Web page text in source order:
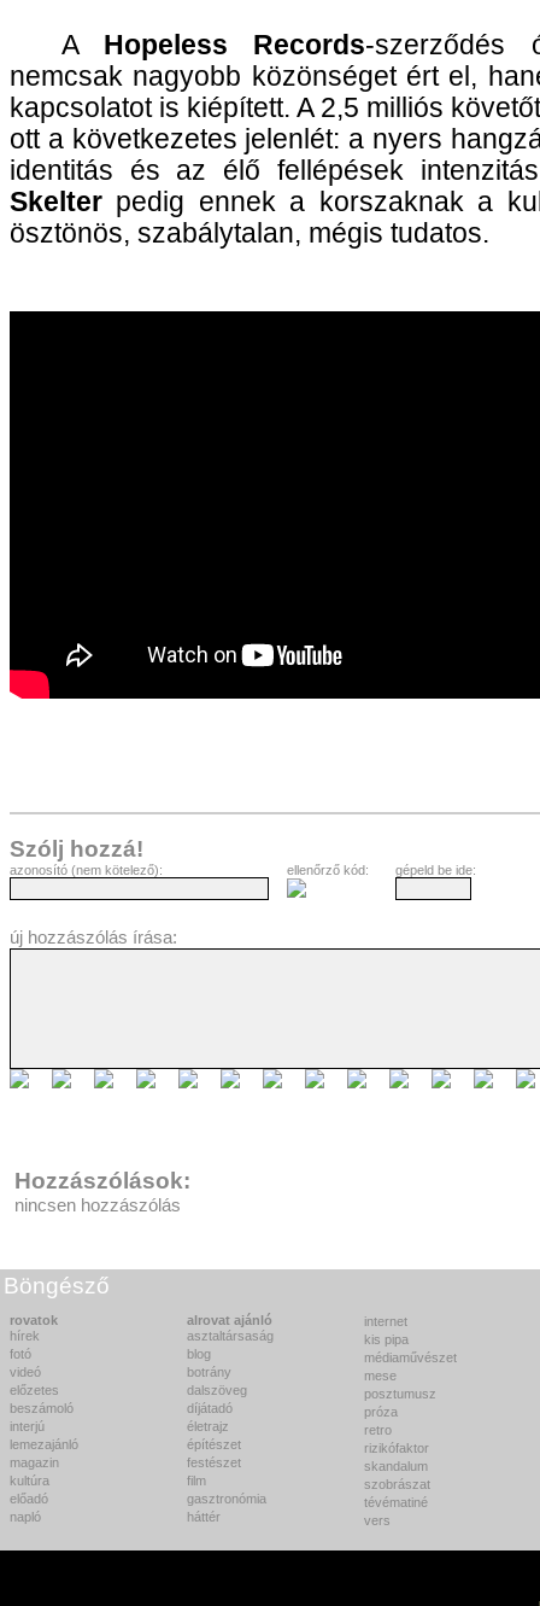
A Hopeless Records-szerződés
nemcsak nagyobb közönséget ért el,
kapcsolatot is kiépített. A 2,5 milliós
ott a következetes jelenlét: a nyers
identitás és az élő fellépések
Skelter pedig ennek a korszaknak a
ösztönös, szabálytalan, mégis tudatos.
Szólj hozzá!
azonosító (nem kötelező): ellenőrző kód: gépeld be ide:
új hozzászólás írása:
Hozzászólások:
nincsen hozzászólás
Böngésző
rovatok
hírek
fotó
videó
előzetes
beszámoló
interjú
lemezajánló
magazin
kultúra
előadó
napló
alrovat ajánló
asztaltársaság
blog
botrány
dalszöveg
díjátadó
életrajz
építészet
festészet
film
gasztronómia
háttér
internet
kis pipa
médiaművészet
mese
posztumusz
próza
retro
rizikófaktor
skandalum
szobrászat
tévématiné
vers